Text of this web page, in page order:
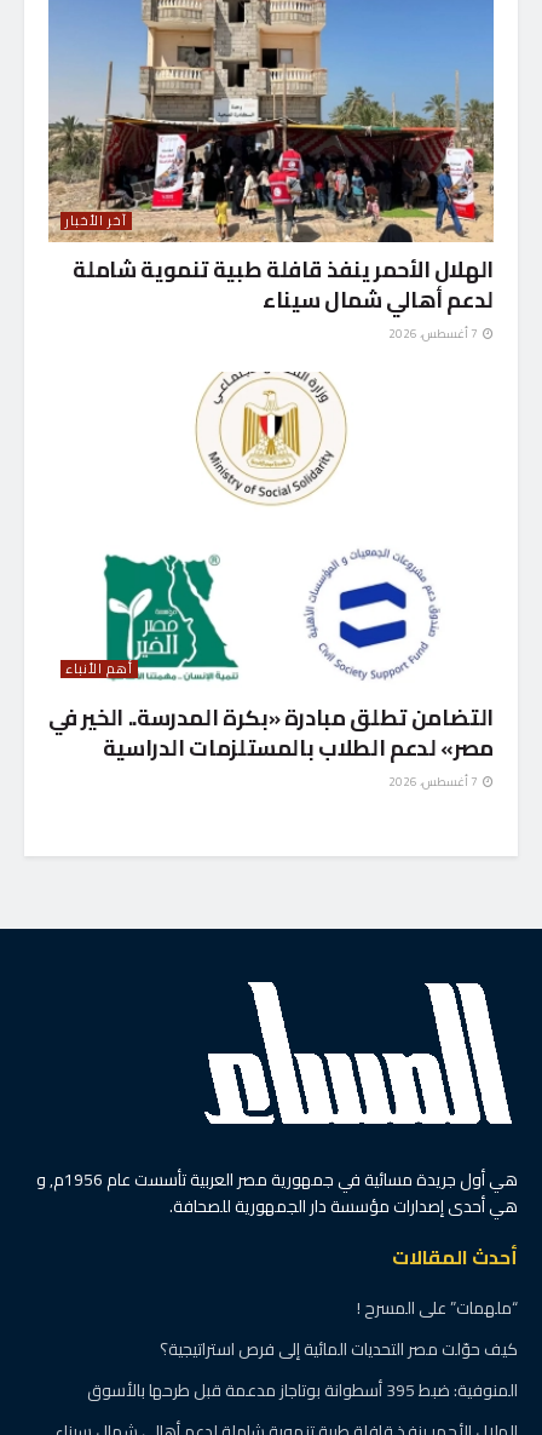
آخر الأخبار
الهلال الأحمر ينفذ قافلة طبية تنموية شاملة
لدعم أهالي شمال سيناء
أهم الأنباء
التضامن تطلق مبادرة «بكرة المدرسة.. الخير في
مصر» لدعم الطلاب بالمستلزمات الدراسية
هي أول جريدة مسائية في جمهورية مصر العربية تأسست عام 1956م, و
هي أحدى إصدارات مؤسسة دار الجمهورية للصحافة.
أحدث المقالات
“ملهمات” على المسرح !
كيف حوّلت مصر التحديات المائية إلى فرص استراتيجية؟
المنوفية: ضبط 395 أسطوانة بوتاجاز مدعمة قبل طرحها بالأسوق